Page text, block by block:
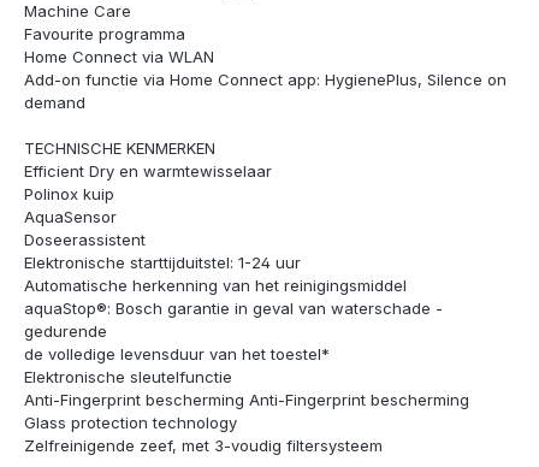
Machine Care
Favourite programma
Home Connect via WLAN
Add-on functie via Home Connect app: HygienePlus, Silence on
demand
TECHNISCHE KENMERKEN
Efficient Dry en warmtewisselaar
Polinox kuip
AquaSensor
Doseerassistent
Elektronische starttijduitstel: 1-24 uur
Automatische herkenning van het reinigingsmiddel
aquaStop®: Bosch garantie in geval van waterschade -
gedurende
de volledige levensduur van het toestel*
Elektronische sleutelfunctie
Anti-Fingerprint bescherming Anti-Fingerprint bescherming
Glass protection technology
Zelfreinigende zeef, met 3-voudig filtersysteem